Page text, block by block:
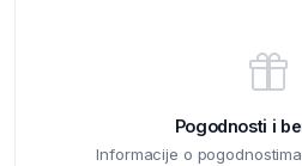
Pogodnosti i
Informacije o